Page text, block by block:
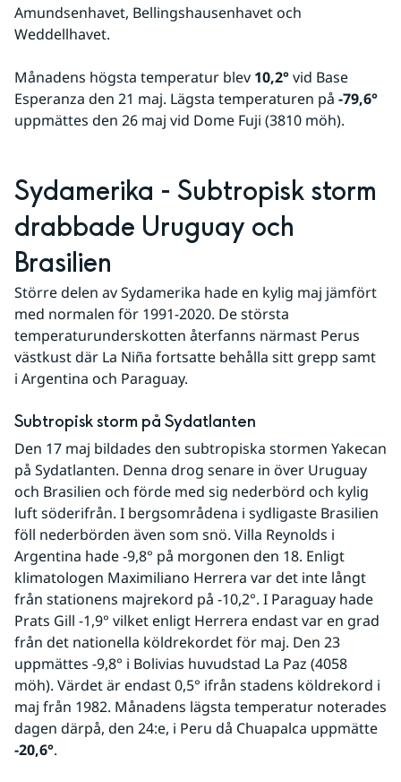
Amundsenhavet, Bellingshausenhavet och
Weddellhavet.
Månadens högsta temperatur blev 10,2° vid Base
Esperanza den 21 maj. Lägsta temperaturen på -79,6°
uppmättes den 26 maj vid Dome Fuji (3810 möh).
Sydamerika - Subtropisk storm
drabbade Uruguay och
Brasilien
Större delen av Sydamerika hade en kylig maj jämfört
med normalen för 1991-2020. De största
temperaturunderskotten återfanns närmast Perus
västkust där La Niña fortsatte behålla sitt grepp samt
i Argentina och Paraguay.
Subtropisk storm på Sydatlanten
Den 17 maj bildades den subtropiska stormen Yakecan
på Sydatlanten. Denna drog senare in över Uruguay
och Brasilien och förde med sig nederbörd och kylig
luft söderifrån. I bergsområdena i sydligaste Brasilien
föll nederbörden även som snö. Villa Reynolds i
Argentina hade -9,8° på morgonen den 18. Enligt
klimatologen Maximiliano Herrera var det inte långt
från stationens majrekord på -10,2°. I Paraguay hade
Prats Gill -1,9° vilket enligt Herrera endast var en grad
från det nationella köldrekordet för maj. Den 23
uppmättes -9,8° i Bolivias huvudstad La Paz (4058
möh). Värdet är endast 0,5° ifrån stadens köldrekord i
maj från 1982. Månadens lägsta temperatur noterades
-20,6°.